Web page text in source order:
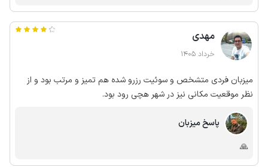
مهدی
خرداد 1405
میزبان فردی متشخص و سوئیت رزرو شده هم تمیز و مرتب بود و از
نظر موقعیت مکانی نیز در شهر هچی رود بود.
پاسخ میزبان
🙏